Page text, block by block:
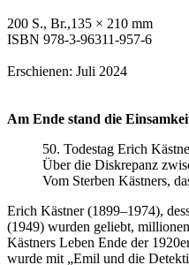
200 S., Br.,135 × 210 mm
ISBN 978-3-96311-957-6
Erschienen: Juli 2024
Am Ende stand die
50. Todestag Erich
Über die Diskrepanz
Vom Sterben Kästners,
Erich Kästner (1899–1974),
(1949) wurden geliebt,
Kästners Leben Ende der
wurde mit „Emil und die